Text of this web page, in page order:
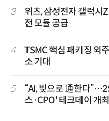
3
위츠, 삼성전자 갤럭시
전 모듈 공급
4
TSMC 핵심 패키징 외
소 기대
5
“AI, 빛으로 通한다
스·CPO' 테크데이 개최